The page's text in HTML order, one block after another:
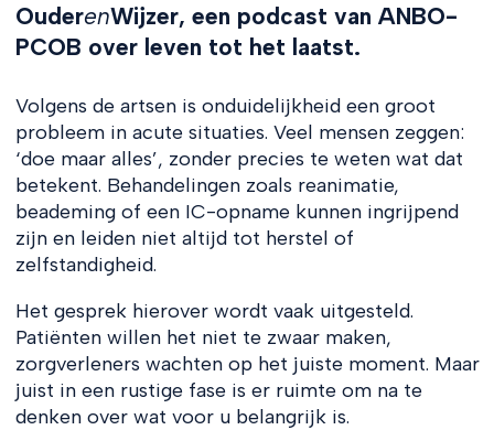
OuderenWijzer, een podcast van ANBO-
PCOB over leven tot het laatst.
Volgens de artsen is onduidelijkheid een groot
probleem in acute situaties. Veel mensen zeggen:
‘doe maar alles’, zonder precies te weten wat dat
betekent. Behandelingen zoals reanimatie,
beademing of een IC-opname kunnen ingrijpend
zijn en leiden niet altijd tot herstel of
zelfstandigheid.
Het gesprek hierover wordt vaak uitgesteld.
Patiënten willen het niet te zwaar maken,
zorgverleners wachten op het juiste moment. Maar
juist in een rustige fase is er ruimte om na te
denken over wat voor u belangrijk is.